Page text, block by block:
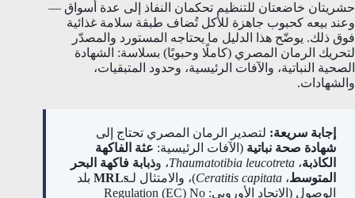
حشريتان خاضعتان للتنظيم تحكمان النفاذ إلى عدة أسواق —
وعند بيعه كحبوب جاهزة للأكل تُضاف طبقة سلامة غذائية
فوق ذلك. يوضّح هذا الدليل ما يحتاجه المستورد والمصدّر
لتحريك الرمان المصري (كاملًا وحبوبًا) بسلاسة: الشهادة
الصحية النباتية، والآفات الرئيسية، وحدود المتبقيات،
والشهادات.
إجابة سريعة: لتصدير الرمان المصري تحتاج إلى
شهادة صحة نباتية (الآفات الرئيسية: عثة الفاكهة
الكاذبة، Thaumatotibia leucotreta، وذبابة فاكهة البحر
المتوسط، Ceratitis capitata)، والامتثال لـMRLs بلد
الوصول (الاتحاد الأوروبي: Regulation (EC) No